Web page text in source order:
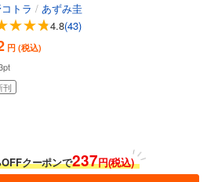
トラ / あずみ圭
4.8(43)
円 (税込)
pt
刊
クーポンで237円(税込)
る
道中6
る
道中7